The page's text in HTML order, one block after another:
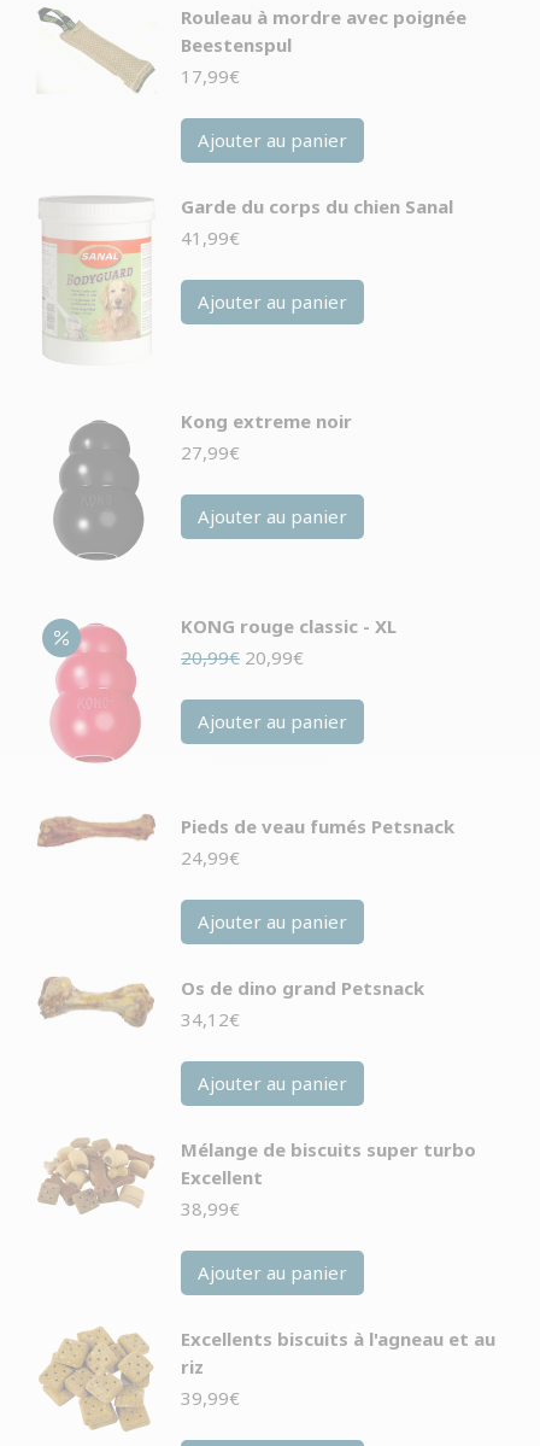
Rouleau à mordre avec poignée
Beestenspul
17,99€
Ajouter au panier
Garde du corps du chien Sanal
41,99€
Ajouter au panier
Kong extreme noir
27,99€
Ajouter au panier
KONG rouge classic - XL
20,99€ Le
initial
était :
20,99€.
20,99€
actuel
est :
20,99€.
Ajouter au panier
Pieds de veau fumés Petsnack
24,99€
Ajouter au panier
Os de dino grand Petsnack
34,12€
Ajouter au panier
Mélange de biscuits super turbo
Excellent
38,99€
Ajouter au panier
Excellents biscuits à l'agneau et au
riz
39,99€